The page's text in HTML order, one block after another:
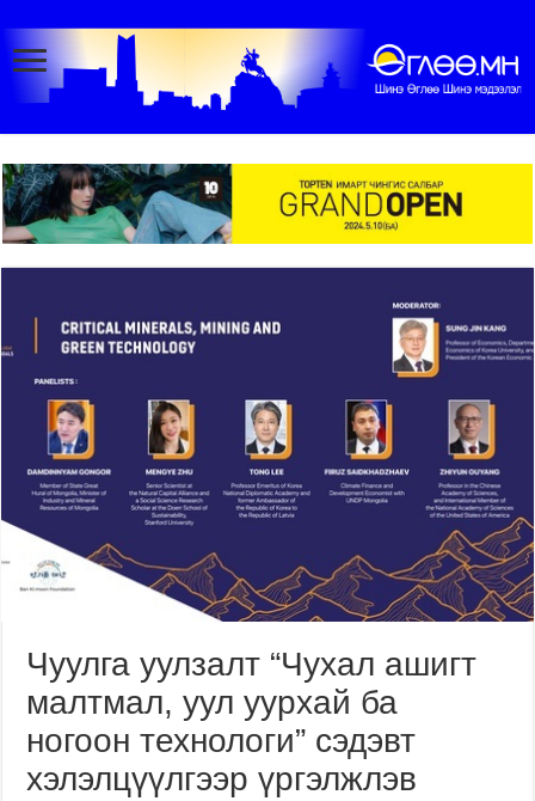
Чуулга уулзалт “Чухал ашигт
малтмал, уул уурхай ба
ногоон технологи” сэдэвт
хэлэлцүүлгээр үргэлжлэв